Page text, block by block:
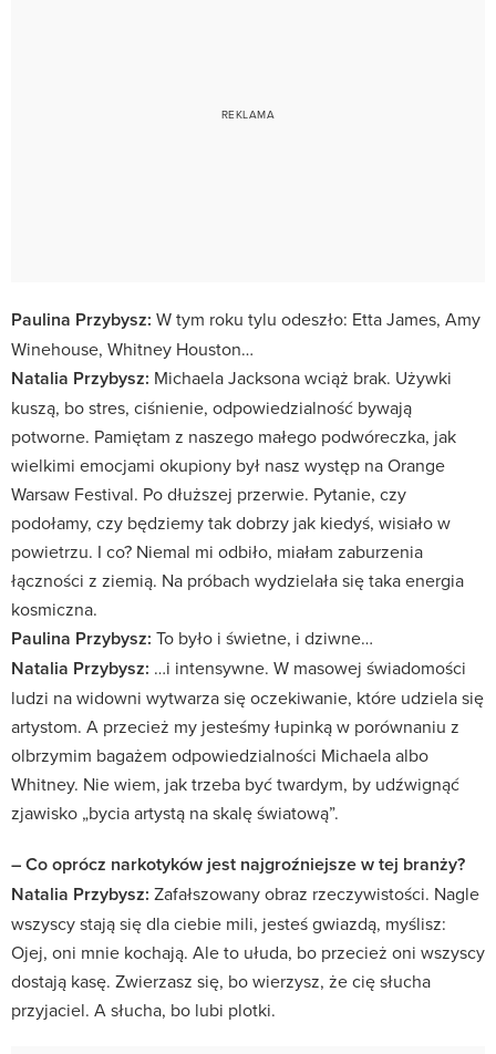
Paulina Przybysz: W tym roku tylu odeszło: Etta James, Amy
Winehouse, Whitney Houston…
Natalia Przybysz: Michaela Jacksona wciąż brak. Używki
kuszą, bo stres, ciśnienie, odpowiedzialność bywają
potworne. Pamiętam z naszego małego podwóreczka, jak
wielkimi emocjami okupiony był nasz występ na Orange
Warsaw Festival. Po dłuższej przerwie. Pytanie, czy
podołamy, czy będziemy tak dobrzy jak kiedyś, wisiało w
powietrzu. I co? Niemal mi odbiło, miałam zaburzenia
łączności z ziemią. Na próbach wydzielała się taka energia
kosmiczna.
Paulina Przybysz: To było i świetne, i dziwne…
Natalia Przybysz: …i intensywne. W masowej świadomości
ludzi na widowni wytwarza się oczekiwanie, które udziela się
artystom. A przecież my jesteśmy łupinką w porównaniu z
olbrzymim bagażem odpowiedzialności Michaela albo
Whitney. Nie wiem, jak trzeba być twardym, by udźwignąć
zjawisko „bycia artystą na skalę światową”.
– Co oprócz narkotyków jest najgroźniejsze w tej branży?
Natalia Przybysz: Zafałszowany obraz rzeczywistości. Nagle
wszyscy stają się dla ciebie mili, jesteś gwiazdą, myślisz:
Ojej, oni mnie kochają. Ale to ułuda, bo przecież oni wszyscy
dostają kasę. Zwierzasz się, bo wierzysz, że cię słucha
przyjaciel. A słucha, bo lubi plotki.